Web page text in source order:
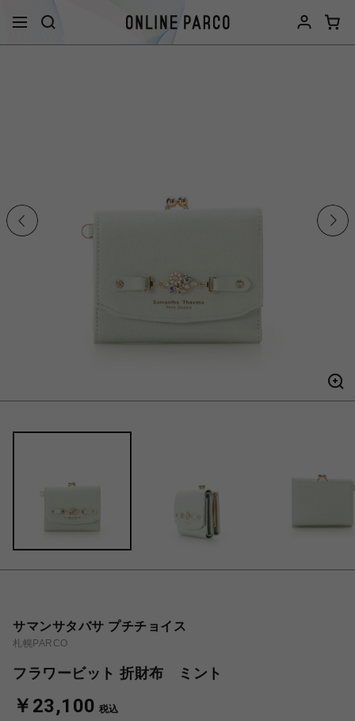
サマンサタバサ プチチョイス
札幌PARCO
フラワービット 折財布 ミント
￥23,100 税込